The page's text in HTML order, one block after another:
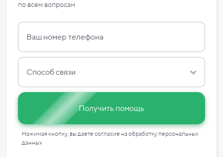
по всем вопросам
Способ связи
Получить помощь
Нажимая кнопку, вы даете согласие на обработку персональных
данных